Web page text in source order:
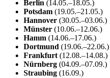
Berlin (14.05.–18.05.)
Potsdam (19.05.–21.05.)
Hannover (30.05.–03.06.)
Münster (10.06.–12.06.)
Hamm (14.06.–17.06.)
Dortmund (19.06.–22.06.)
Frankfurt (12.08.–14.08.)
Nürnberg (04.09.–07.09.)
Straubing (16.09.)